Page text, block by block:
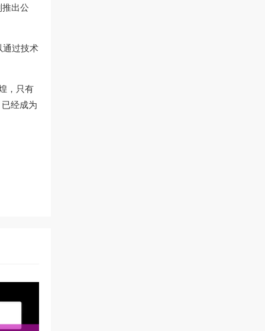
推出公
通过技术
，只有
经成为